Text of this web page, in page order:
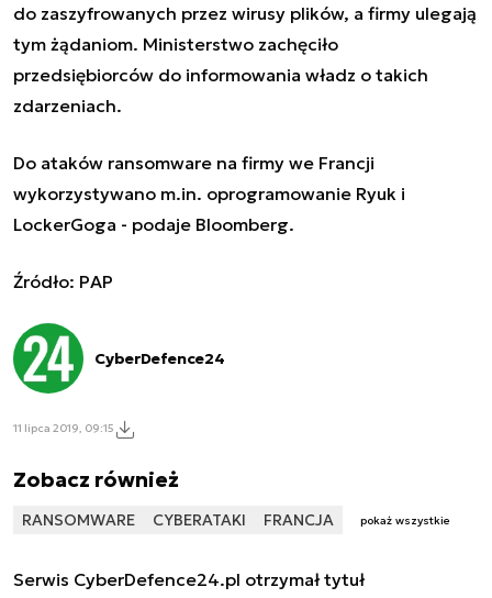
do zaszyfrowanych przez wirusy plików, a firmy ulegają
tym żądaniom. Ministerstwo zachęciło
przedsiębiorców do informowania władz o takich
zdarzeniach.
Do ataków ransomware na firmy we Francji
wykorzystywano m.in. oprogramowanie Ryuk i
LockerGoga - podaje Bloomberg.
Źródło: PAP
CyberDefence24
11 lipca 2019, 09:15
Zobacz również
RANSOMWARE CYBERATAKI FRANCJA pokaż wszystkie
Serwis CyberDefence24.pl otrzymał tytuł